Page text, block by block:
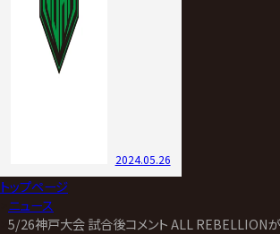
2024.05.26
トップページ
ニュース
5/26神戸大会 試合後コメント ALL REBELLION